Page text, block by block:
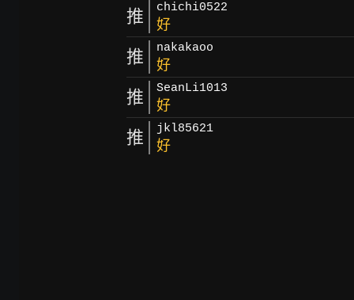
推 chichi0522
好
推 nakakaoo
好
推 SeanLi1013
好
推 jkl85621
好